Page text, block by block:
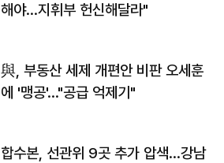
해야…지휘부 헌신해달라"
與, 부동산 세제 개편안 비판 오세훈
에 '맹공'…"공급 억제기"
합수본, 선관위 9곳 추가 압색…강남